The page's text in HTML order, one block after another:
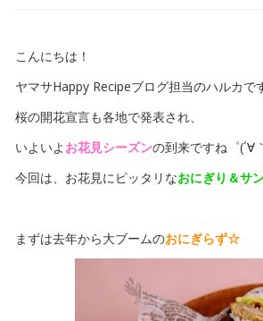
こんにちは！
ヤマサHappy Recipeブログ担当のハルカで
桜の開花宣言も各地で発表され、
いよいよ お花見シーズンの到来ですね゜
今回は、お花見にピッタリなおにぎり＆サ
まずは去年から大ブームのおにぎらず☆